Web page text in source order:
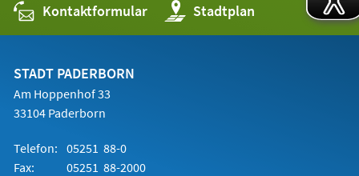
Kontaktformular Stadtplan
(Öffnet
in
einem
STADT PADERBORN
Am Hoppenhof 33
33104 Paderborn
Telefon: 05251 88-0
Fax:
05251 88-2000